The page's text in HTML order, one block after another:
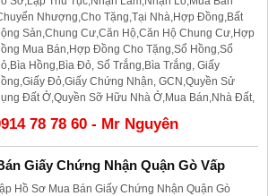
Nhượng,Cho Tặng,Tại Nhà,Hợp Đồng,Bất
Sản,Chung Cư,Căn Hộ,Căn Hộ Chung Cư,Hợp
Mua Bán,Hợp Đồng Cho Tặng,Sổ Hồng,Sổ
Hồng,Bìa Đỏ, Sổ Trắng,Bìa Trắng, Giấy
Đỏ,Giấy Chứng Nhận, GCN,Quyền Sử
Đất Ở,Quyền Sỡ Hữu Nhà Ở,Mua Bán,Nhà Đất,
78 78 60 - Mr Nguyên
Giấy Chứng Nhận Quận Gò Vấp
Hồ Sơ Mua Bán Giấy Chứng Nhận Quận Gò